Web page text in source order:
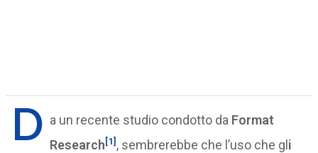
D a un recente studio condotto da Format
Research[1] , sembrerebbe che l’uso che gl i